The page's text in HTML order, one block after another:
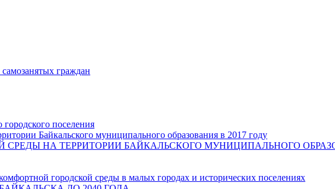
граждан
поселения
Байкальского муниципального образования в 2017 году
НА ТЕРРИТОРИИ БАЙКАЛЬСКОГО МУНИЦИПАЛЬНОГО
городской среды в малых городах и исторических поселениях